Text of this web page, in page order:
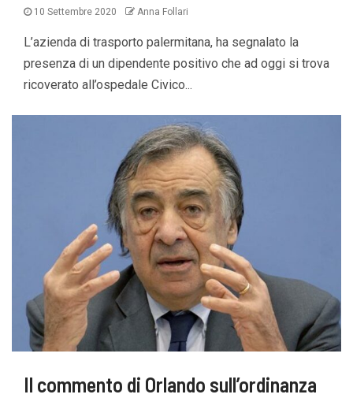
10 Settembre 2020 Anna Follari
L’azienda di trasporto palermitana, ha segnalato la
presenza di un dipendente positivo che ad oggi si trova
ricoverato all’ospedale Civico...
Il commento di Orlando sull’ordinanza